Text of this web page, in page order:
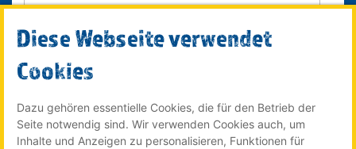
SUCHE STARTEN
© 2022 Röser MEDIA GmbH & Co. KG - ein Unternehmen im
Röser Medienhaus
Diese Webseite verwendet
Cookies
Dazu gehören essentielle Cookies, die für den Betrieb der
Seite notwendig sind. Wir verwenden Cookies auch, um
Inhalte und Anzeigen zu personalisieren, Funktionen für